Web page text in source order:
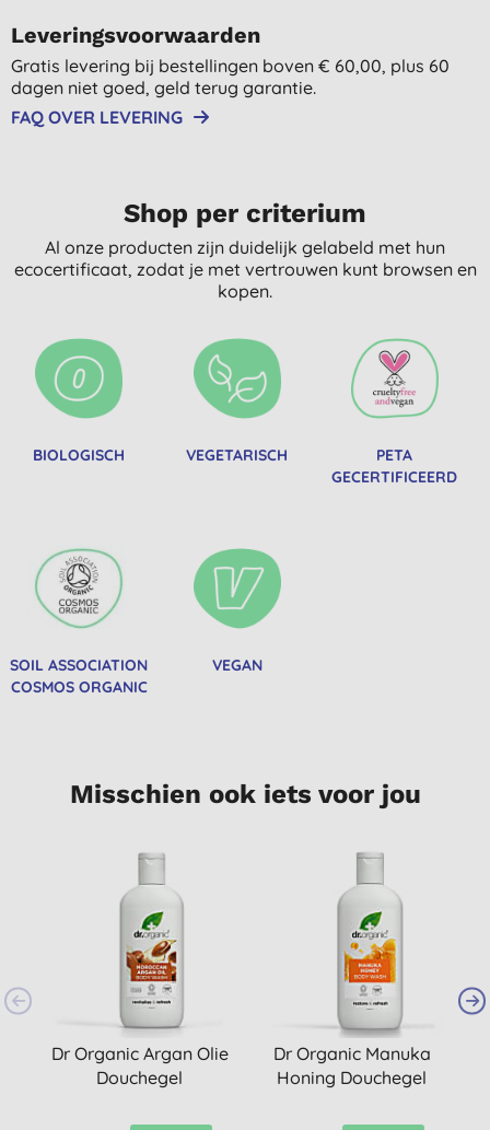
Leveringsvoorwaarden
Gratis levering bij bestellingen boven € 60,00, plus 60
dagen niet goed, geld terug garantie.
FAQ OVER LEVERING
Shop per criterium
Al onze producten zijn duidelijk gelabeld met hun
ecocertificaat, zodat je met vertrouwen kunt browsen en
kopen.
BIOLOGISCH VEGETARISCH
PETA
GECERTIFICEERD
SOIL ASSOCIATION
COSMOS ORGANIC
VEGAN
Misschien ook iets voor jou
Dr Organic Argan Olie
Douchegel
Dr Organic Manuka
Honing Douchegel